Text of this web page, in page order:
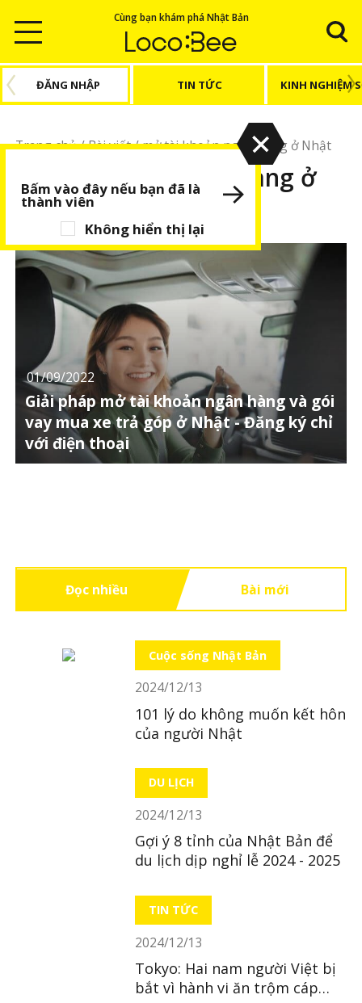
Cùng bạn khám phá Nhật Bản
ĐĂNG NHẬP TIN TỨC KINH NGHIỆM
Trang chủ/Bài viết/mở tài khoản ngân hàng ở Nhật
mở tài khoản ngân hàng ở
Nhật
01/09/2022
Giải pháp mở tài khoản ngân hàng và gói
vay mua xe trả góp ở Nhật - Đăng ký chỉ
với điện thoại
Đọc nhiều Bài mới
Cuộc sống Nhật Bản
2024/12/13
101 lý do không muốn kết hôn
của người Nhật
DU LỊCH
2024/12/13
Gợi ý 8 tỉnh của Nhật Bản để
du lịch dịp nghỉ lễ 2024 - 2025
TIN TỨC
2024/12/13
Tokyo: Hai nam người Việt bị
bắt vì hành vi ăn trộm cáp
Không hiển thị lại
Bấm vào đây nếu bạn đã là
thành viên